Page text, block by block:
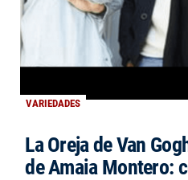
VARIEDADES
La Oreja de Van
de Amaia Montero: